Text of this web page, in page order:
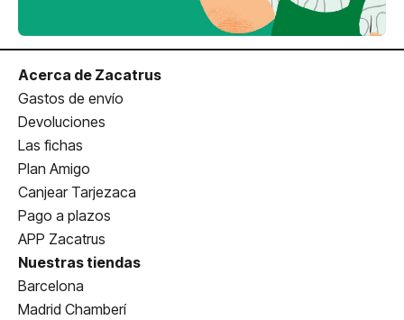
Acerca de Zacatrus
Gastos de envío
Devoluciones
Las fichas
Plan Amigo
Canjear Tarjezaca
Pago a plazos
APP Zacatrus
Nuestras tiendas
Barcelona
Madrid Chamberí